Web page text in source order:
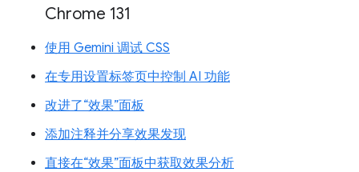
Chrome 131
使用 Gemini 调试 CSS
在专用设置标签页中控制 AI 功能
改进了“效果”面板
添加注释并分享效果发现
直接在“效果”面板中获取效果分析